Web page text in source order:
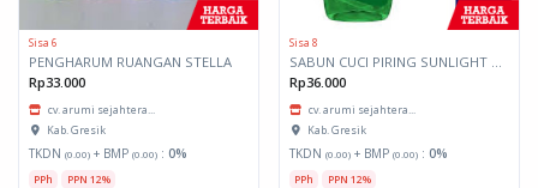
Sisa 6
PENGHARUM RUANGAN STELLA
Rp33.000
cv. arumi sejahtera...
Kab. Gresik
TKDN (0.00) + BMP (0.00) : 0%
PPh PPN 12%
Sisa 8
SABUN CUCI PIRING SUNLIGHT 750 ML
Rp36.000
cv. arumi sejahtera...
Kab. Gresik
TKDN (0.00) + BMP (0.00) : 0%
PPh PPN 12%